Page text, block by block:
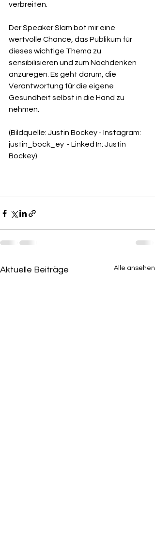
verbreiten.
Der Speaker Slam bot mir eine
wertvolle Chance, das Publikum für
dieses wichtige Thema zu
sensibilisieren und zum Nachdenken
anzuregen. Es geht darum, die
Verantwortung für die eigene
Gesundheit selbst in die Hand zu
nehmen.
(Bildquelle: Justin Bockey - Instagram:
justin_bock_ey  - Linked In: Justin
Bockey)
Aktuelle Beiträge Alle ansehen